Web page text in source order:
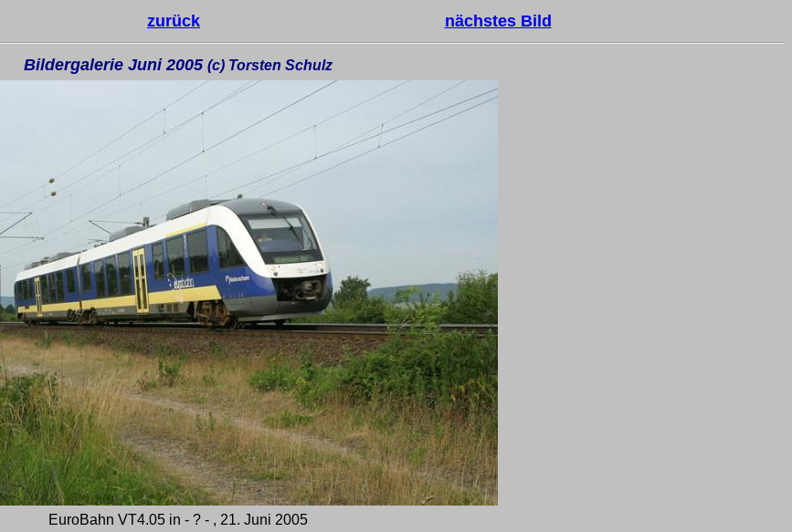
zurück nächstes Bild
Bildergalerie Juni 2005 (c) Torsten Schulz
EuroBahn VT4.05 in - ? - , 21. Juni 2005